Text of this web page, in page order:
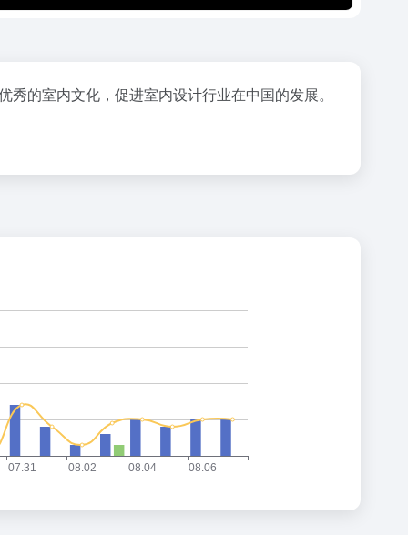
的室内文化，促进室内设计行业在中国的发展。